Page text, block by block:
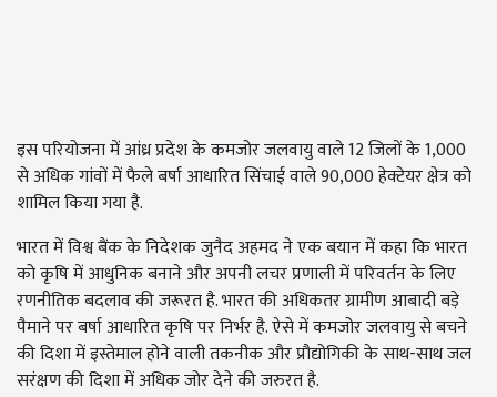
इस परियोजना में आंध्र प्रदेश के कमजोर जलवायु वाले 12 जिलों के 1,000
से अधिक गांवों में फैले बर्षा आधारित सिंचाई वाले 90,000 हेक्टेयर क्षेत्र को
शामिल किया गया है.
भारत में विश्व बैंक के निदेशक जुनैद अहमद ने एक बयान में कहा कि भारत
को कृषि में आधुनिक बनाने और अपनी लचर प्रणाली में परिवर्तन के लिए
रणनीतिक बदलाव की जरूरत है. भारत की अधिकतर ग्रामीण आबादी बड़े
पैमाने पर बर्षा आधारित कृषि पर निर्भर है. ऐसे में कमजोर जलवायु से बचने
की दिशा में इस्तेमाल होने वाली तकनीक और प्रौद्योगिकी के साथ-साथ जल
सरंक्षण की दिशा में अधिक जोर देने की जरुरत है.